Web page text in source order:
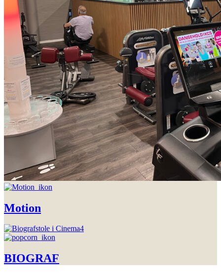
Motion
BIOGRAF